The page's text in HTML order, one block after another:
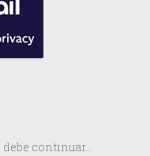
debe continuar…